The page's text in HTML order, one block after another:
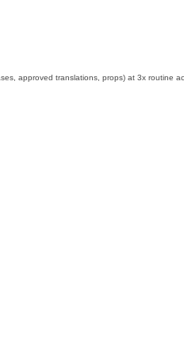
approved translations, props) at 3x routine